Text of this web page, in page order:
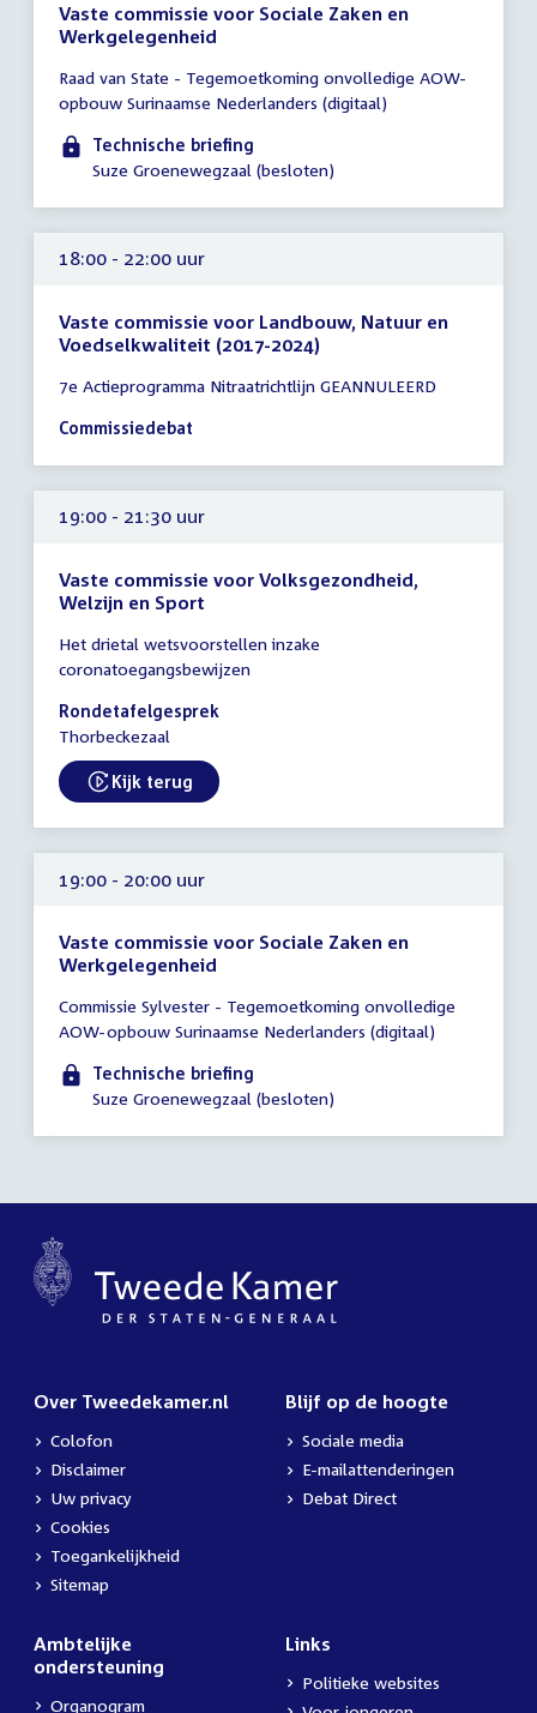
Vaste commissie voor Sociale Zaken en
Werkgelegenheid
vergadering
18:00
19:00
Raad van State - Tegemoetkoming onvolledige AOW-
opbouw Surinaamse Nederlanders (digitaal)
Technische briefing
Suze Groenewegzaal (besloten)
18:00 - 22:00 uur
Vaste commissie voor Landbouw, Natuur en
Voedselkwaliteit (2017-2024)
vergadering
18:00
22:00
uur
7e Actieprogramma Nitraatrichtlijn GEANNULEERD
Commissiedebat
19:00 - 21:30 uur
Vaste commissie voor Volksgezondheid,
Welzijn en Sport
vergadering
19:00
-
21:30
Het drietal wetsvoorstellen inzake
coronatoegangsbewijzen
Rondetafelgesprek
Thorbeckezaal
Kijk terug
19:00 - 20:00 uur
Vaste commissie voor Sociale Zaken en
Werkgelegenheid
vergadering
19:00
20:00
Commissie Sylvester - Tegemoetkoming onvolledige
AOW-opbouw Surinaamse Nederlanders (digitaal)
Technische briefing
Suze Groenewegzaal (besloten)
Over Tweedekamer.nl
Colofon
Disclaimer
Uw privacy
Cookies
Toegankelijkheid
Sitemap
Blijf op de hoogte
Sociale media
E-mailattenderingen
Debat Direct
Ambtelijke
ondersteuning
Organogram
Links
Politieke websites